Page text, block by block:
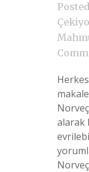
alarak